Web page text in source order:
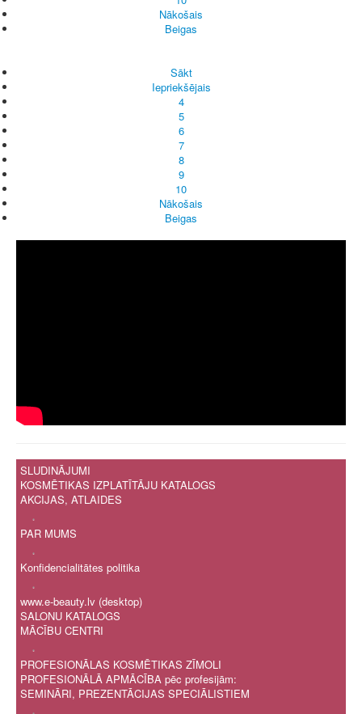
Nākošais
Beigas
Sākt
Iepriekšējais
4
5
6
7
8
9
10
Nākošais
Beigas
SLUDINĀJUMI
KOSMĒTIKAS IZPLATĪTĀJU KATALOGS
AKCIJAS, ATLAIDES
.
PAR MUMS
.
Konfidencialitātes politika
.
www.e-beauty.lv (desktop)
SALONU KATALOGS
MĀCĪBU CENTRI
.
PROFESIONĀLAS KOSMĒTIKAS ZĪMOLI
PROFESIONĀLĀ APMĀCĪBA pēc profesijām:
SEMINĀRI, PREZENTĀCIJAS SPECIĀLISTIEM
.